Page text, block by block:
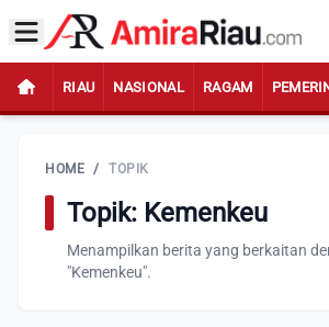
RIAU NASIONAL RAGAM
HOME / TOPIK
Topik: Kemenkeu
Menampilkan berita yang berkaitan
"Kemenkeu".